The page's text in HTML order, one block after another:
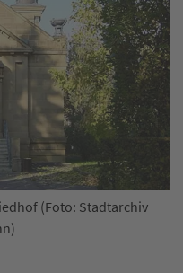
(Foto: Stadtarchiv